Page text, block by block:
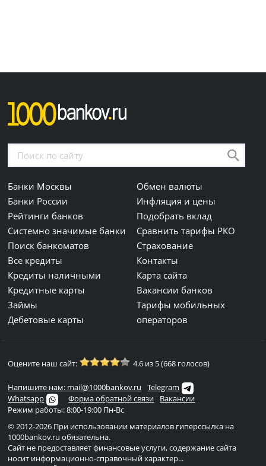
Банки Москвы
Банки России
Рейтинги банков
Системно значимые банки
Поиск банкоматов
Все кредиты
Кредиты наличными
Кредитные карты
Займы
Дебетовые карты
Обмен валюты
Инфляция и цены
Подобрать вклад
Сравнить тарифы РКО
Страхование
Контакты
Карта сайта
Вакансии банков
Тарифы мобильных
операторов
Оцените наш сайт: 4.6 из 5 (668 голосов)
Напишите нам: mail@1000bankov.ru
Telegram
Whatsapp
Форма обратной связи
Вакансии
Режим работы: 8:00-19:00 Пн-Вс
© 2012-2026 При использовании материалов гиперссылка на
1000bankov.ru обязательна.
Сайт не предоставляет финансовые услуги, содержание сайта
носит информационно-справочный характер...